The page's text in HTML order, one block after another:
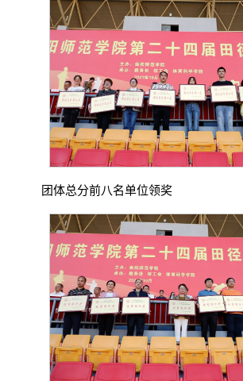
团体总分前八名单位领奖